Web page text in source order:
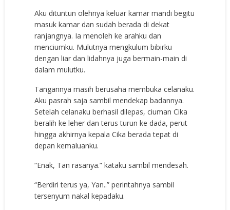
Aku dituntun olehnya keluar kamar mandi begitu
masuk kamar dan sudah berada di dekat
ranjangnya. Ia menoleh ke arahku dan
menciumku. Mulutnya mengkulum bibirku
dengan liar dan lidahnya juga bermain-main di
dalam mulutku.
Tangannya masih berusaha membuka celanaku.
Aku pasrah saja sambil mendekap badannya.
Setelah celanaku berhasil dilepas, ciuman Cika
beralih ke leher dan terus turun ke dada, perut
hingga akhirnya kepala Cika berada tepat di
depan kemaluanku.
“Enak, Tan rasanya.” kataku sambil mendesah.
“Berdiri terus ya, Yan..” perintahnya sambil
tersenyum nakal kepadaku.